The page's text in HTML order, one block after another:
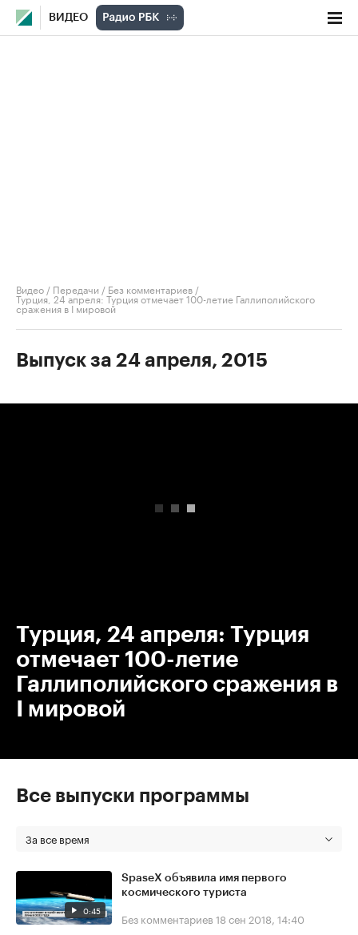
ВИДЕО
Видео / Передачи / Без комментариев /
Турция, 24 апреля: Турция отмечает 100-летие Галлиполийского
сражения в I мировой
Выпуск за 24 апреля, 2015
Турция, 24 апреля: Турция
отмечает 100-летие
Галлиполийского сражения в
I мировой
Все выпуски программы
За все время
0:45
SpaseX объявила имя первого
космического туриста
Без комментариев 18 сен 2018, 14:40